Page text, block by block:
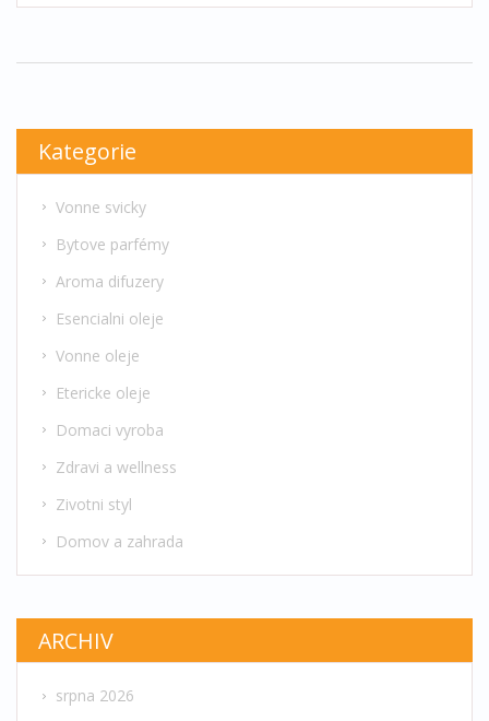
Kategorie
Vonne svicky
Bytove parfémy
Aroma difuzery
Esencialni oleje
Vonne oleje
Etericke oleje
Domaci vyroba
Zdravi a wellness
Zivotni styl
Domov a zahrada
ARCHIV
srpna 2026